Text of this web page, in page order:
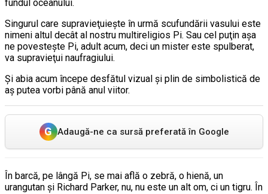
fundul oceanului.
Singurul care supravieţuieşte în urmă scufundării vasului este
nimeni altul decât al nostru multireligios Pi. Sau cel puţin aşa
ne povesteşte Pi, adult acum, deci un mister este spulberat,
va supravieţui naufragiului.
Şi abia acum începe desfătul vizual şi plin de simbolistică de
aş putea vorbi până anul viitor.
G Adaugă-ne ca sursă preferată în Google
În barcă, pe lângă Pi, se mai află o zebră, o hienă, un
urangutan şi Richard Parker, nu, nu este un alt om, ci un tigru. În